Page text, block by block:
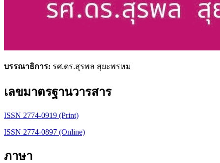
บรรณาธิการ: รศ.ดร.สุรพล สุยะพรหม
เลขมาตรฐานวารสาร
ISSN 2774-0919 (Print)
ISSN 2774-0897 (Online)
ภาษา